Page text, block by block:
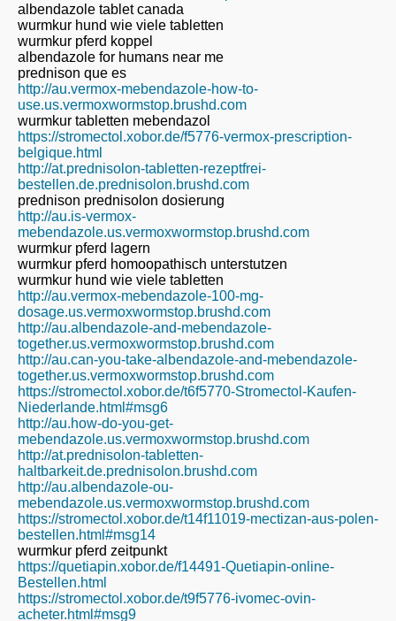
albendazole tablet canada
wurmkur hund wie viele tabletten
wurmkur pferd koppel
albendazole for humans near me
prednison que es
http://au.vermox-mebendazole-how-to-
use.us.vermoxwormstop.brushd.com
wurmkur tabletten mebendazol
https://stromectol.xobor.de/f5776-vermox-prescription-
belgique.html
http://at.prednisolon-tabletten-rezeptfrei-
bestellen.de.prednisolon.brushd.com
prednison prednisolon dosierung
http://au.is-vermox-
mebendazole.us.vermoxwormstop.brushd.com
wurmkur pferd lagern
wurmkur pferd homoopathisch unterstutzen
wurmkur hund wie viele tabletten
http://au.vermox-mebendazole-100-mg-
dosage.us.vermoxwormstop.brushd.com
http://au.albendazole-and-mebendazole-
together.us.vermoxwormstop.brushd.com
http://au.can-you-take-albendazole-and-mebendazole-
together.us.vermoxwormstop.brushd.com
https://stromectol.xobor.de/t6f5770-Stromectol-Kaufen-
Niederlande.html#msg6
http://au.how-do-you-get-
mebendazole.us.vermoxwormstop.brushd.com
http://at.prednisolon-tabletten-
haltbarkeit.de.prednisolon.brushd.com
http://au.albendazole-ou-
mebendazole.us.vermoxwormstop.brushd.com
https://stromectol.xobor.de/t14f11019-mectizan-aus-polen-
bestellen.html#msg14
wurmkur pferd zeitpunkt
https://quetiapin.xobor.de/f14491-Quetiapin-online-
Bestellen.html
https://stromectol.xobor.de/t9f5776-ivomec-ovin-
acheter.html#msg9